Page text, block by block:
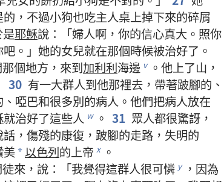
的 ， 不過小狗也吃主人桌上掉下來的碎屑
是耶穌說 ：「婦人啊 ， 你的信心真大 。 照你
吧 。」 她的女兒就在那個時候被治好了 。
那個地方 ， 來到加利利海邊 v 。 他上了山 ，
30 有一大群人到他那裡去 ， 帶著跛腳的 、
、 啞巴和很多別的病人 。 他們把病人放在
就治好了這些人 w 。 31 眾人都很驚訝 ，
話 ， 傷殘的康復 ， 跛腳的走路 ， 失明的
美*以色列的上帝 x 。
來 ， 說 ：「我覺得這群人很可憐 y ， 因為